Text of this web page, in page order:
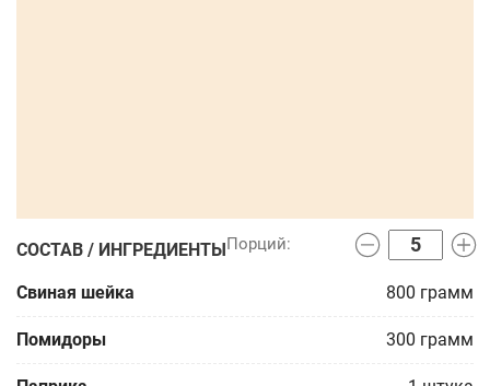
СОСТАВ / ИНГРЕДИЕНТЫ
Свиная шейка 800 грамм
Помидоры 300 грамм